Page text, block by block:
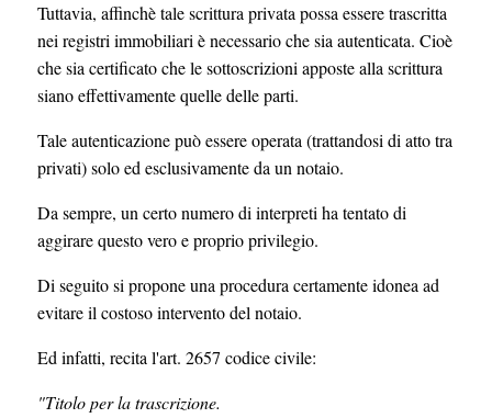
Tuttavia, affinchè tale scrittura privata possa essere trascritta
nei registri immobiliari è necessario che sia autenticata. Cioè
che sia certificato che le sottoscrizioni apposte alla scrittura
siano effettivamente quelle delle parti.
Tale autenticazione può essere operata (trattandosi di atto tra
privati) solo ed esclusivamente da un notaio.
Da sempre, un certo numero di interpreti ha tentato di
aggirare questo vero e proprio privilegio.
Di seguito si propone una procedura certamente idonea ad
evitare il costoso intervento del notaio.
Ed infatti, recita l'art. 2657 codice civile:
"Titolo per la trascrizione.